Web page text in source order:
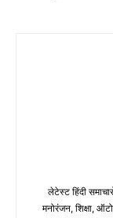
लेटेस्ट हिंदी
मनोरंजन, शिक्षा,